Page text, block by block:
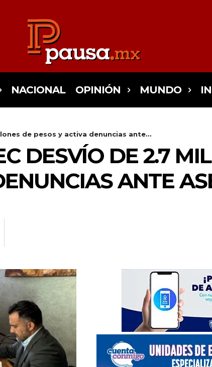
NACIONAL OPINIÓN MUNDO
de pesos y activa denuncias ante...
DESVÍO DE 2.7
ANTE